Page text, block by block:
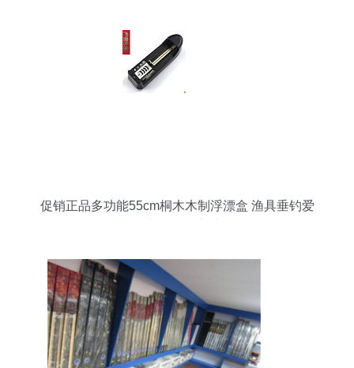
促销正品多功能55cm桐木木制浮漂盒 渔具垂钓爱